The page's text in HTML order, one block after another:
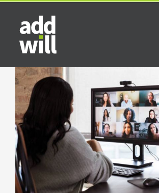
Saltar
contenido
Ver
imagen
más
grande